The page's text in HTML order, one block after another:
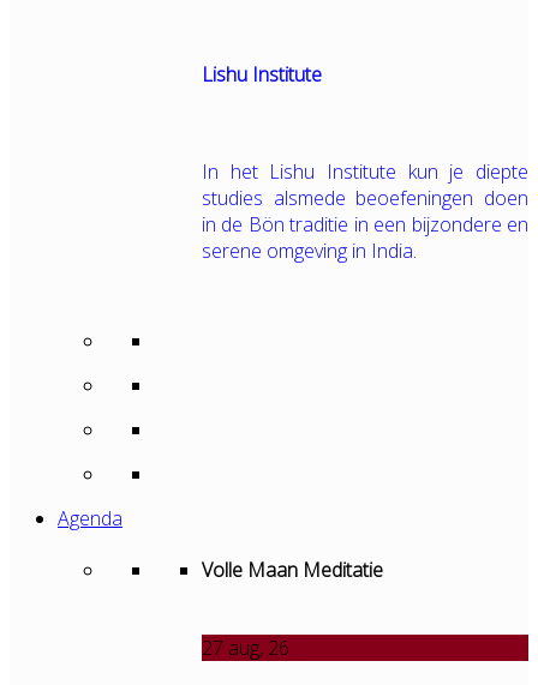
Lishu Institute
In het Lishu Institute kun je diepte
studies alsmede beoefeningen doen
in de Bön traditie in een bijzondere en
serene omgeving in India.
Agenda
Volle Maan Meditatie
27 aug, 26